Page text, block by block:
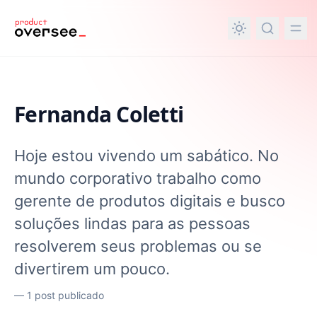
principal
Fernanda Coletti
Hoje estou vivendo um sabático. No
mundo corporativo trabalho como
gerente de produtos digitais e busco
soluções lindas para as pessoas
resolverem seus problemas ou se
divertirem um pouco.
— 1 post publicado